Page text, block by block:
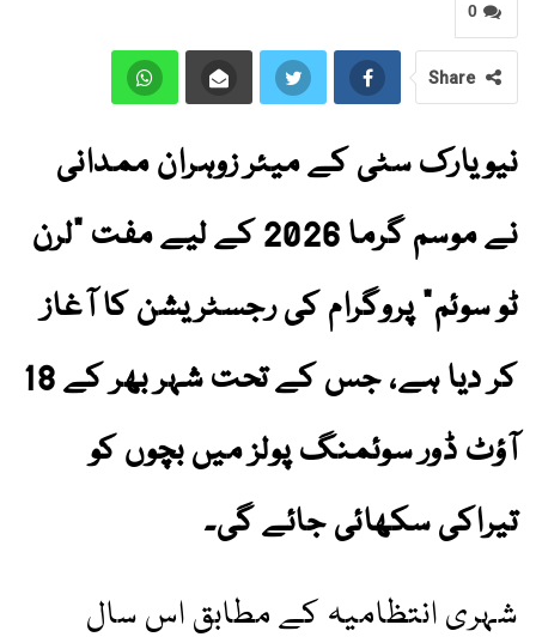
0
Share
نیویارک سٹی کے میئر زوہران ممدانی
نے موسم گرما 2026 کے لیے مفت "لرن
ٹو سوئم” پروگرام کی رجسٹریشن کا آغاز
کر دیا ہے، جس کے تحت شہر بھر کے 18
آؤٹ ڈور سوئمنگ پولز میں بچوں کو
تیراکی سکھائی جائے گی۔
شہری انتظامیہ کے مطابق اس سال